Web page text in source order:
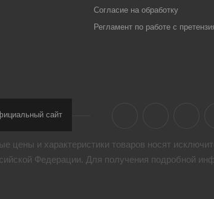
Согласие на обработку
Регламент по работе с
сайт
и характеристики товaров носят
Федерации. Для получения подробной